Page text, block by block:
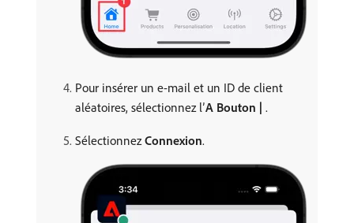
Pour insérer un e-mail et un ID de client
aléatoires, sélectionnez l’A Bouton | .
SélectionnezConnexion.